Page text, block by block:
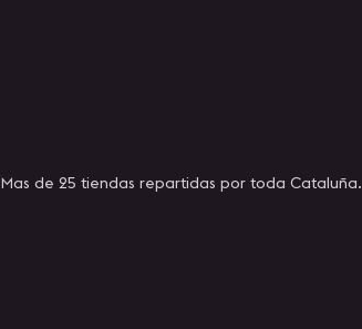
Mas de 25 tiendas repartidas por toda Cataluña.